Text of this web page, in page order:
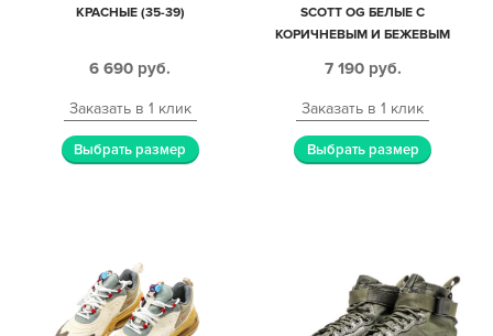
КРАСНЫЕ (35-39)
6 690 руб.
Заказать в 1 клик
Выбрать размер
SCOTT OG БЕЛЫЕ С
КОРИЧНЕВЫМ И БЕЖЕВЫМ
7 190 руб.
Заказать в 1 клик
Выбрать размер